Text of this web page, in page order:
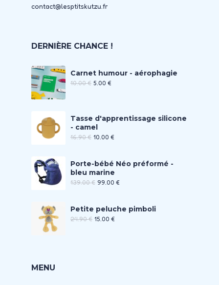
contact@lesptitskutzu.fr
DERNIÈRE CHANCE !
Carnet humour - aérophagie
10.00€ 5.00 €
Tasse d'apprentissage silicone
- camel
16.90€ 10.00 €
Porte-bébé Néo préformé -
bleu marine
139.00€ 99.00 €
Petite peluche pimboli
24.90€ 15.00 €
MENU